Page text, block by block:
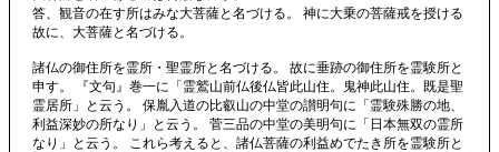
答、観音の在す所はみな大菩薩と名づける。 神に大乗の菩薩戒を授ける
故に、大菩薩と名づける。
諸仏の御住所を霊所・聖霊所と名づける。 故に垂跡の御住所を霊験所と
申す。 『文句』巻一に「霊鷲山前仏後仏皆此山住。鬼神此山住。既是聖
霊居所」と云う。 保胤入道の比叡山の中堂の讃明句に「霊験殊勝の地、
利益深妙の所なり」と云う。 菅三品の中堂の美明句に「日本無双の霊所
なり」と云う。 これら考えると、諸仏菩薩の利益めでたき所を霊験所と